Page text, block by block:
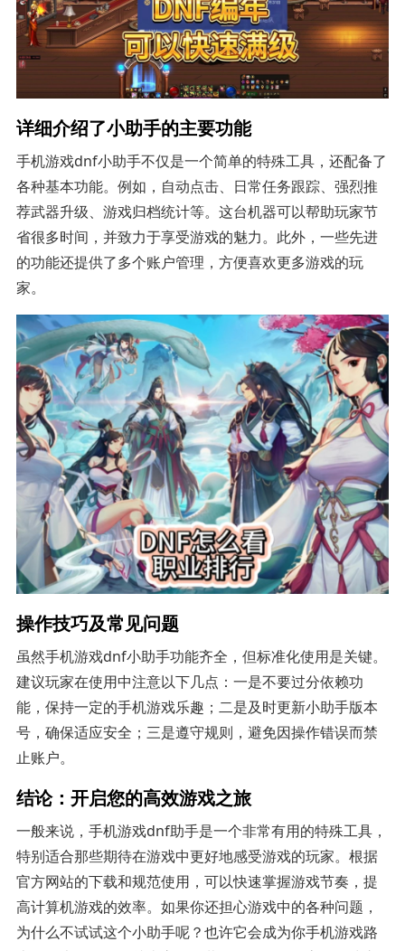
详细介绍了小助手的主要功能
手机游戏dnf小助手不仅是一个简单的特殊工具，还配备了
各种基本功能。例如，自动点击、日常任务跟踪、强烈推
荐武器升级、游戏归档统计等。这台机器可以帮助玩家节
省很多时间，并致力于享受游戏的魅力。此外，一些先进
的功能还提供了多个账户管理，方便喜欢更多游戏的玩
家。
操作技巧及常见问题
虽然手机游戏dnf小助手功能齐全，但标准化使用是关键。
建议玩家在使用中注意以下几点：一是不要过分依赖功
能，保持一定的手机游戏乐趣；二是及时更新小助手版本
号，确保适应安全；三是遵守规则，避免因操作错误而禁
止账户。
结论：开启您的高效游戏之旅
一般来说，手机游戏dnf助手是一个非常有用的特殊工具，
特别适合那些期待在游戏中更好地感受游戏的玩家。根据
官方网站的下载和规范使用，可以快速掌握游戏节奏，提
高计算机游戏的效率。如果你还担心游戏中的各种问题，
为什么不试试这个小助手呢？也许它会成为你手机游戏路